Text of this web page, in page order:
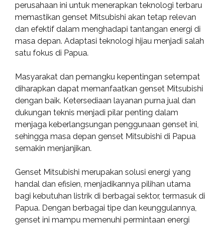
perusahaan ini untuk menerapkan teknologi terbaru
memastikan genset Mitsubishi akan tetap relevan
dan efektif dalam menghadapi tantangan energi di
masa depan. Adaptasi teknologi hijau menjadi salah
satu fokus di Papua.
Masyarakat dan pemangku kepentingan setempat
diharapkan dapat memanfaatkan genset Mitsubishi
dengan baik. Ketersediaan layanan purna jual dan
dukungan teknis menjadi pilar penting dalam
menjaga keberlangsungan penggunaan genset ini,
sehingga masa depan genset Mitsubishi di Papua
semakin menjanjikan.
Genset Mitsubishi merupakan solusi energi yang
handal dan efisien, menjadikannya pilihan utama
bagi kebutuhan listrik di berbagai sektor, termasuk di
Papua. Dengan berbagai tipe dan keunggulannya,
genset ini mampu memenuhi permintaan energi